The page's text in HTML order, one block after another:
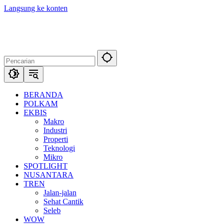
Langsung ke konten
BERANDA
POLKAM
EKBIS
Makro
Industri
Properti
Teknologi
Mikro
SPOTLIGHT
NUSANTARA
TREN
Jalan-jalan
Sehat Cantik
Seleb
WOW